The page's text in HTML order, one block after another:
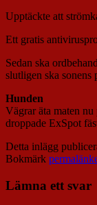
Upptäckte att
Ett gratis
Sedan ska
slutligen ska
Hunden
Vägrar äta maten
droppade ExSpot
Detta inlägg
Bokmärk
Lämna ett svar